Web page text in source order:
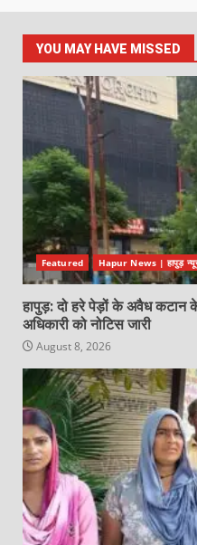
YOU MAY HAVE MISSED
Featured Hapur News | हापुड़
हापुड़: दो हरे पेड़ों के अवैध कटान
अधिकारी को नोटिस जारी
August 8, 2026